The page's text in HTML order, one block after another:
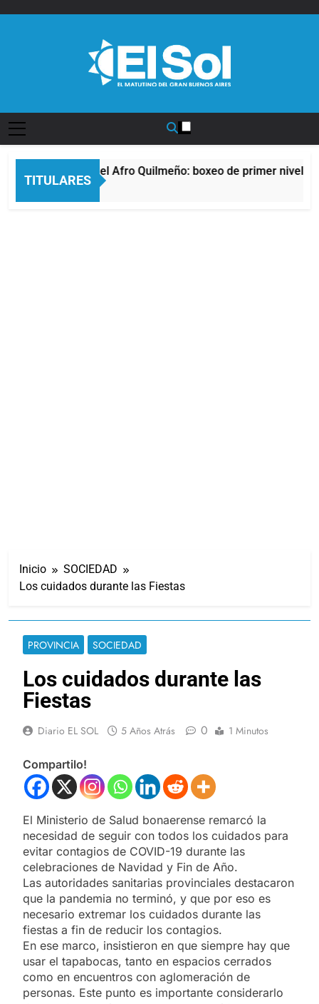
TITULARES
La noche del Afro Quilmeño: boxeo de primer nivel en
11 Horas Atrás
Inicio
SOCIEDAD
Los cuidados durante las Fiestas
PROVINCIA SOCIEDAD
Los cuidados durante las
Fiestas
Diario EL SOL 5 Años Atrás 0 1 Minutos
Compartilo!
El Ministerio de Salud bonaerense remarcó la
necesidad de seguir con todos los cuidados para
evitar contagios de COVID-19 durante las
celebraciones de Navidad y Fin de Año.
Las autoridades sanitarias provinciales destacaron
que la pandemia no terminó, y que por eso es
necesario extremar los cuidados durante las
fiestas a fin de reducir los contagios.
En ese marco, insistieron en que siempre hay que
usar el tapabocas, tanto en espacios cerrados
como en encuentros con aglomeración de
personas. Este punto es importante considerarlo